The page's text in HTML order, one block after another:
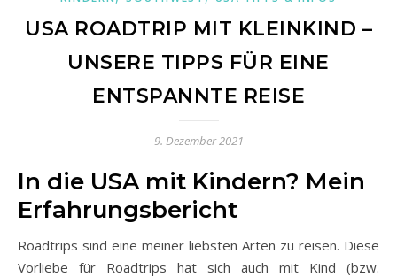
USA ROADTRIP MIT KLEINKIND –
UNSERE TIPPS FÜR EINE
ENTSPANNTE REISE
9. Dezember 2021
In die USA mit Kindern? Mein
Erfahrungsbericht
Roadtrips sind eine meiner liebsten Arten zu reisen. Diese
Vorliebe für Roadtrips hat sich auch mit Kind (bzw.